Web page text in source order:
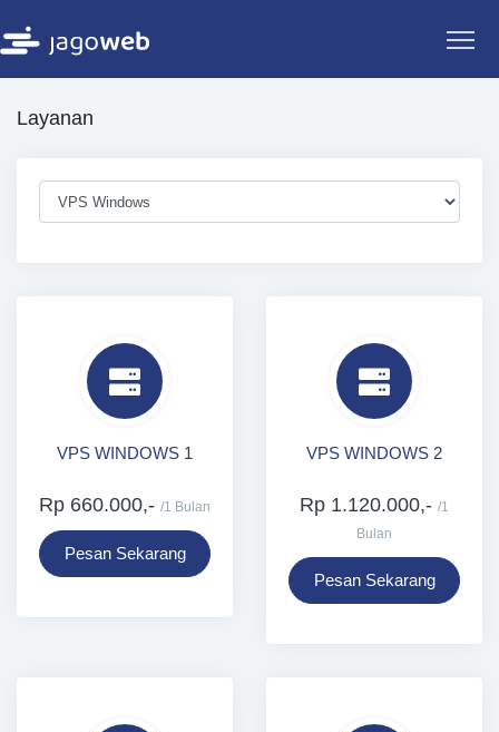
Layanan
VPS WINDOWS 1
Rp 660.000,- /1 Bulan
Pesan Sekarang
VPS WINDOWS 2
Rp 1.120.000,- /1
Bulan
Pesan Sekarang